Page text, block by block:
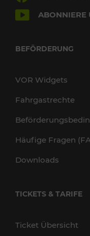
ABONNIERE
BEFÖRDERUNG
VOR Widgets
Fahrgastrechte
Häufige Fragen
Downloads
TICKETS & TARIFE
Ticket Übersicht